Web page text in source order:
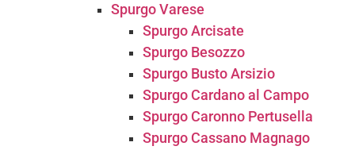
Spurgo Varese
Spurgo Arcisate
Spurgo Besozzo
Spurgo Busto Arsizio
Spurgo Cardano al Campo
Spurgo Caronno Pertusella
Spurgo Cassano Magnago